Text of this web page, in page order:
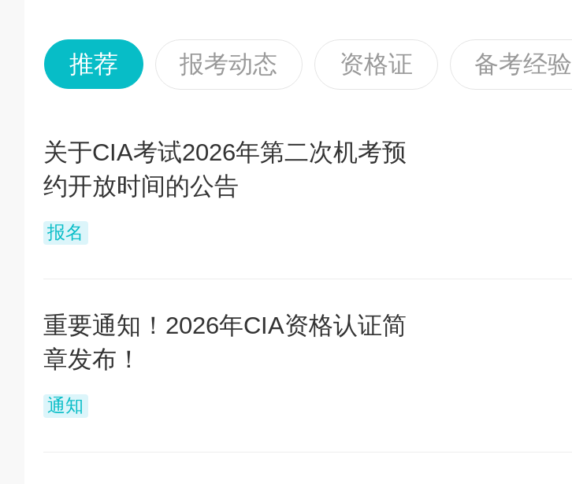
推荐 报考动态 资格证 备考经验
关于CIA考试2026年第二次机考预
约开放时间的公告
报名
重要通知！2026年CIA资格认证简
章发布！
通知